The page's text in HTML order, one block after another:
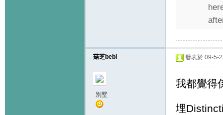
菇芝bebi
別墅
發表於 09-5-
我都覺得
埋